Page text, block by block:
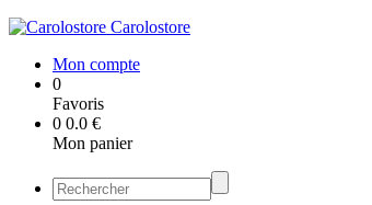
Carolostore
Mon compte
0
Favoris
0 0.0 €
Mon panier